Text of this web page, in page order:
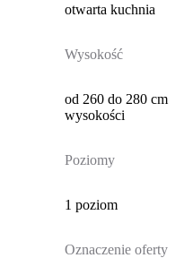
otwarta kuchnia
Wysokość
od 260 do 280 cm
wysokości
Poziomy
1 poziom
Oznaczenie oferty